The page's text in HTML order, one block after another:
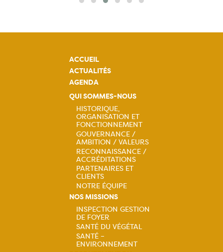
ACCUEIL
ACTUALITÉS
AGENDA
QUI SOMMES-NOUS
Navigation
principale
HISTORIQUE,
ORGANISATION ET
FONCTIONNEMENT
GOUVERNANCE /
AMBITION / VALEURS
RECONNAISSANCE /
ACCRÉDITATIONS
PARTENAIRES ET
CLIENTS
NOTRE ÉQUIPE
NOS MISSIONS
Navigation
INSPECTION GESTION
DE FOYER
SANTÉ DU VÉGÉTAL
SANTÉ –
ENVIRONNEMENT